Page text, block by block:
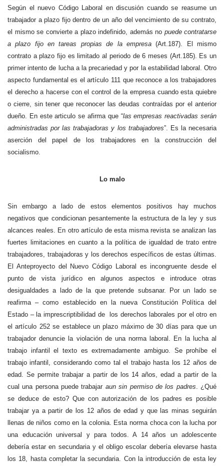
Según el nuevo Código Laboral en discusión cuando se reasume un
trabajador a plazo fijo dentro de un año del vencimiento de su contrato,
el mismo se convierte a plazo indefinido, además no puede contratarse
a plazo fijo en tareas propias de la empresa(Art.187). El mismo
contrato a plazo fijo es limitado al periodo de 6 meses (Art.185). Es un
primer intento de lucha a la precariedad y por la estabilidad laboral. Otro
aspecto fundamental es el artículo 111 que reconoce a los trabajadores
el derecho a hacerse con el control de la empresa cuando esta quiebre
o cierre, sin tener que reconocer las deudas contraídas por el anterior
dueño. En este articulo se afirma que “las empresas reactivadas serán
administradas por las trabajadoras y los trabajadores”. Es la necesaria
aserción del papel de los trabajadores en la construcción del
socialismo.
Lo malo
Sin embargo a lado de estos elementos positivos hay muchos
negativos que condicionan pesantemente la estructura de la ley y sus
alcances reales. En otro artículo de esta misma revista se analizan las
fuertes limitaciones en cuanto a la política de igualdad de trato entre
trabajadores, trabajadoras y los derechos específicos de estas últimas.
El Anteproyecto del Nuevo Código Laboral es incongruente desde el
punto de vista jurídico en algunos aspectos e introduce otras
desigualdades a lado de la que pretende subsanar. Por un lado se
reafirma – como establecido en la nueva Constitución Política del
Estado – la imprescriptibilidad de
los derechos laborales por el otro en
el artículo 252 se establece un plazo máximo de 30 días para que un
trabajador denuncie la violación de una norma laboral. En la lucha al
trabajo infantil el texto es extremadamente ambiguo. Se prohíbe el
trabajo infantil, considerando como tal el trabajo hasta los 12 años de
edad. Se permite trabajar a partir de los 14 años, edad a partir de la
cual una persona puede trabajar aun sin permiso de los padres. ¿Qué
se deduce de esto? Que con autorización de los padres es posible
trabajar ya a partir de los 12 años de edad y que las minas seguirán
llenas de niños como en la colonia. Esta norma choca con la lucha por
una educación universal y para todos. A 14 años un adolescente
debería estar en secundaria y el obligo escolar debería elevarse hasta
los 18, hasta completar la secundaria. Con la introducción de esta ley